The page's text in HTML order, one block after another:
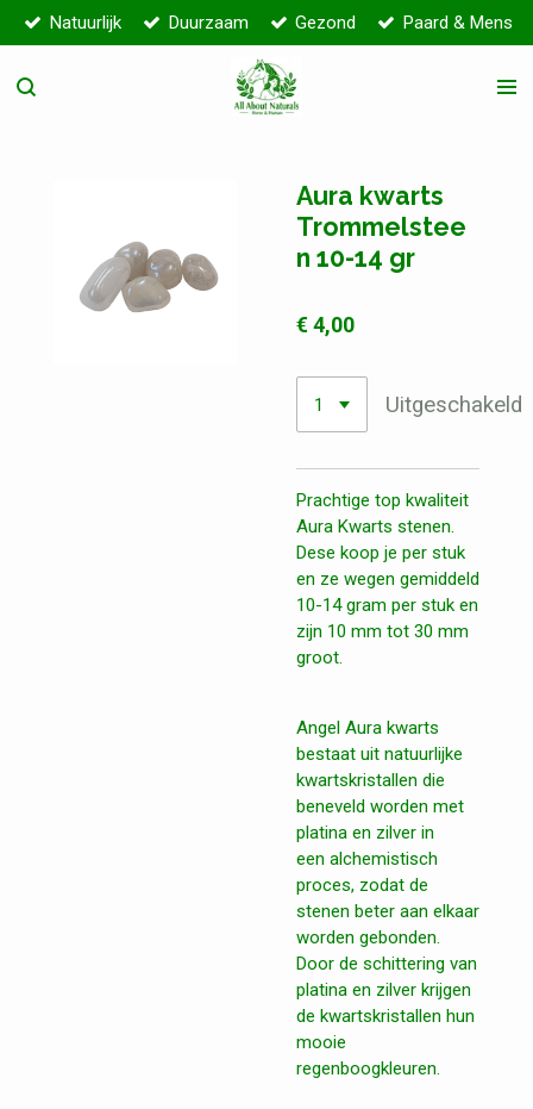
Ga
direct
naar
Natuurlijk Duurzaam Gezond Paard & Mens
Aura kwarts
Trommelstee
n 10-14 gr
€ 4,00
Uitgeschakeld
Prachtige top kwaliteit
Aura Kwarts stenen.
Dese koop je per stuk
en ze wegen gemiddeld
10-14 gram per stuk en
zijn 10 mm tot 30 mm
groot.
Angel Aura kwarts
bestaat uit natuurlijke
kwartskristallen die
beneveld worden met
platina en zilver in
een alchemistisch
proces, zodat de
stenen beter aan elkaar
worden gebonden.
Door de schittering van
platina en zilver krijgen
de kwartskristallen hun
mooie
regenboogkleuren.